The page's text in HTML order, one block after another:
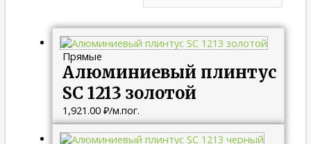
Прямые
Алюминиевый плинтус
SC 1213 золотой
1,921.00 ₽/м.пог.